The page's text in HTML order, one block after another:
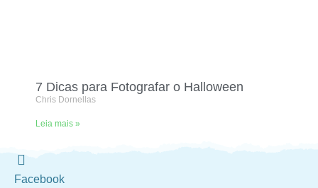
7 Dicas para Fotografar o Halloween
Chris Dornellas
Leia mais »
Facebook